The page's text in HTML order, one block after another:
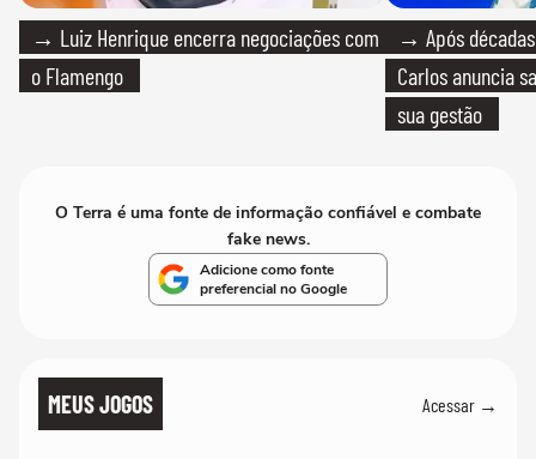
→ Luiz Henrique encerra negociações com
o Flamengo
→ Após
Carlos anuncia
sua gestão
O Terra é uma fonte de informação confiável e combate
fake news.
Adicione como fonte
preferencial no Google
MEUS JOGOS Acessar →